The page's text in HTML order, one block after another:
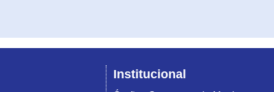
Institucional